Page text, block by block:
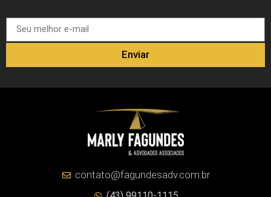
Enviar
contato@fagundesadv.com.br